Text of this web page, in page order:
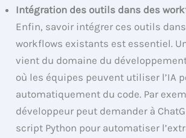
Intégration des outils dans des
Enfin, savoir intégrer ces outils
workflows existants est essentiel.
vient du domaine du
où les équipes peuvent utiliser l’IA
automatiquement du code. Par
développeur peut demander à
script Python pour automatiser